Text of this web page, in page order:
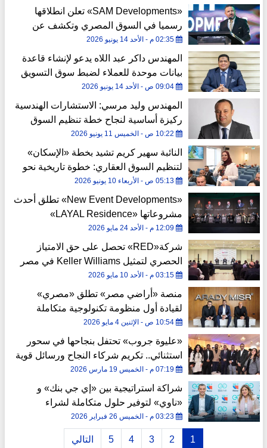
«SAM Developments» تعلن انطلاقها
رسميا في السوق المصري وتكشف عن
مشروعها الأول «90Gate»
02:35 م - الأحد 14 يونيو 2026
المهندس داكر عبد اللاه يدعو لإنشاء قاعدة
بيانات موحدة للعملاء لضبط سوق التسويق
العقاري
09:04 ص - الأحد 14 يونيو 2026
المهندس وليد مرسي: الاستشارات الهندسية
ركيزة أساسية لنجاح خطة تنظيم السوق
العقاري
10:22 ص - الخميس 11 يونيو 2026
النائبة سهير كريم تشيد بخطة «الإسكان»
لتنظيم السوق العقاري: خطوة تاريخية نحو
حوكمة القطاع
05:13 ص - الأربعاء 10 يونيو 2026
«New Event Developments» تطلق أحدث
مشروعاتها «LAYAL Residence»
بالعاصمة الجديدة
12:09 م - الأحد 24 مايو 2026
شركة«RED» تحصل على حق الامتياز
الحصري لتمثيل Keller Williams في مصر
03:15 م - الأحد 10 مايو 2026
منصة «أراضي مصر» تطلق «مصري»
لقيادة أول منظومة تكنولوجية متكاملة
لتداول الأراضي في مصر
10:54 ص - الإثنين 4 مايو 2026
«عليوة جروب» تحتفل بنجاحها في سحور
استثنائي.. تكريم شركاء النجاح ورسائل قوية
لدعم القطاع العقاري
07:19 م - الخميس 19 مارس 2026
شراكة استراتيجية بين «إي جي بنك» و
«ناوي» لتوفير حلول متكاملة لشراء
الوحدات السكنية
03:23 م - الخميس 26 فبراير 2026
1
2
3
4
5 التالي